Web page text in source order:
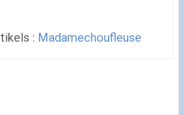
: Madamechoufleuse